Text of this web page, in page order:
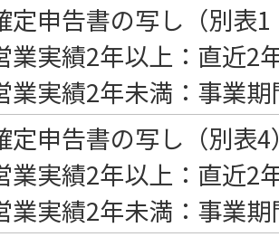
定申告書の写し（別表
業実績2年以上：直近2
業実績2年未満：事業期
定申告書の写し（別表4
業実績2年以上：直近2
業実績2年未満：事業期